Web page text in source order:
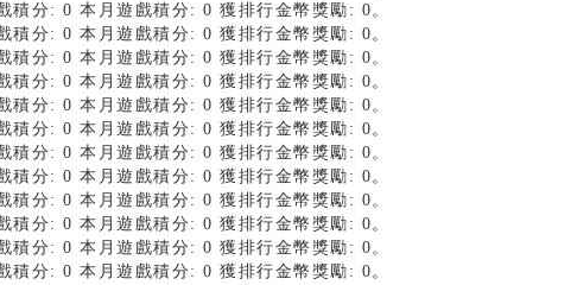
分: 0 本月遊戲積分: 0 獲排行金幣獎勵: 0。
分: 0 本月遊戲積分: 0 獲排行金幣獎勵: 0。
分: 0 本月遊戲積分: 0 獲排行金幣獎勵: 0。
分: 0 本月遊戲積分: 0 獲排行金幣獎勵: 0。
分: 0 本月遊戲積分: 0 獲排行金幣獎勵: 0。
分: 0 本月遊戲積分: 0 獲排行金幣獎勵: 0。
分: 0 本月遊戲積分: 0 獲排行金幣獎勵: 0。
分: 0 本月遊戲積分: 0 獲排行金幣獎勵: 0。
分: 0 本月遊戲積分: 0 獲排行金幣獎勵: 0。
分: 0 本月遊戲積分: 0 獲排行金幣獎勵: 0。
分: 0 本月遊戲積分: 0 獲排行金幣獎勵: 0。
分: 0 本月遊戲積分: 0 獲排行金幣獎勵: 0。